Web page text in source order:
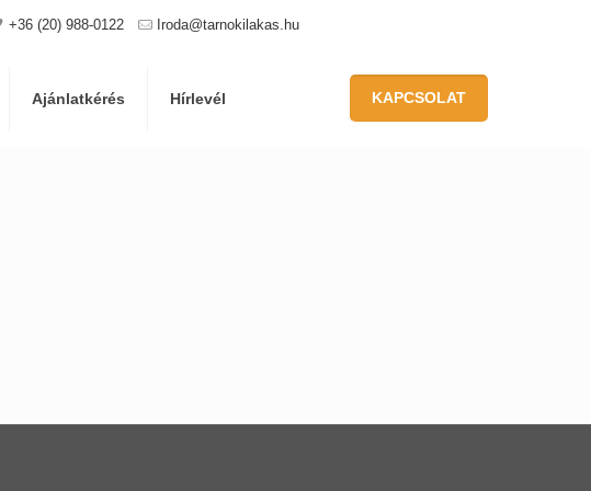
+36 (20) 988-0122 Iroda@tarnokilakas.hu
Ajánlatkérés Hírlevél KAPCSOLAT